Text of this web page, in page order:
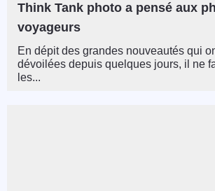
Think Tank photo a pensé aux
voyageurs
En dépit des grandes nouveautés qui
dévoilées depuis quelques jours, il ne
les...